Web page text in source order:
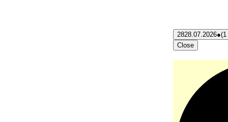
2828.07.2026●(1
Close